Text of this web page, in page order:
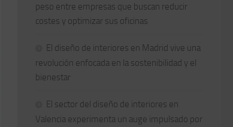
peso entre empresas que buscan reducir
costes y optimizar sus oficinas
El diseño de interiores en Madrid vive una
revolución enfocada en la sostenibilidad y el
bienestar
El sector del diseño de interiores en
Valencia experimenta un auge impulsado por